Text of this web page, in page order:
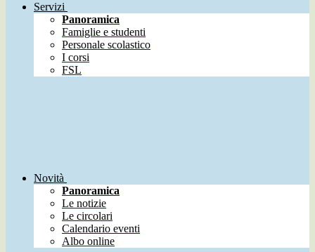
Servizi
Panoramica
Famiglie e studenti
Personale scolastico
I corsi
FSL
Novità
Panoramica
Le notizie
Le circolari
Calendario eventi
Albo online